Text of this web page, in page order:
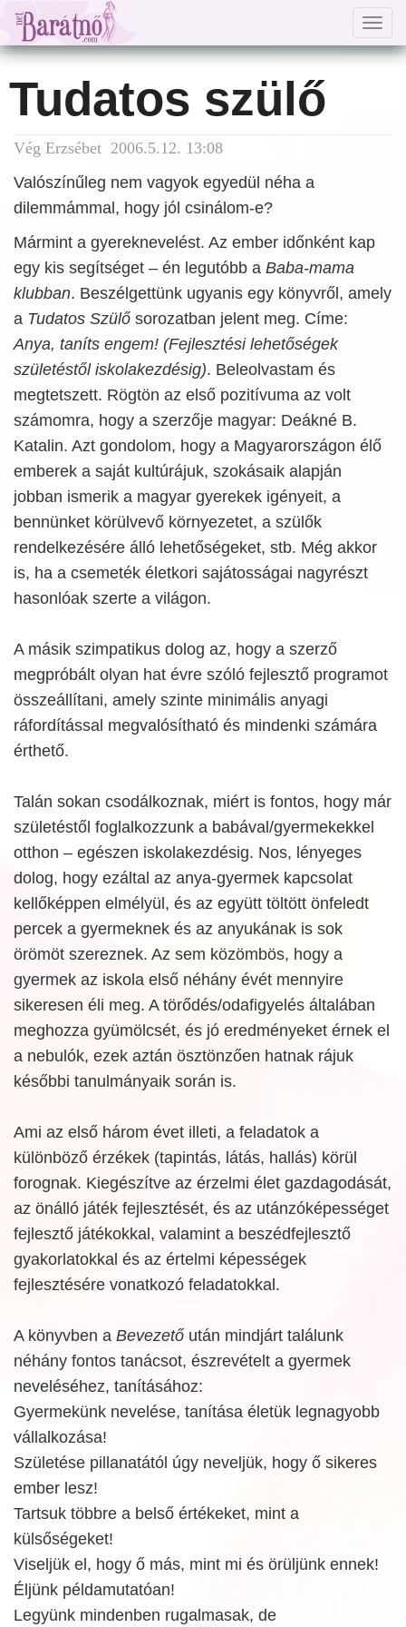
Tudatos szülő
Vég Erzsébet 2006.5.12. 13:08
Valószínűleg nem vagyok egyedül néha a
dilemmámmal, hogy jól csinálom-e?
Mármint a gyereknevelést. Az ember időnként kap
egy kis segítséget – én legutóbb a Baba-mama
klubban. Beszélgettünk ugyanis egy könyvről, amely
a Tudatos Szülő sorozatban jelent meg. Címe:
Anya, taníts engem! (Fejlesztési lehetőségek
születéstől iskolakezdésig). Beleolvastam és
megtetszett. Rögtön az első pozitívuma az volt
számomra, hogy a szerzője magyar: Deákné B.
Katalin. Azt gondolom, hogy a Magyarországon élő
emberek a saját kultúrájuk, szokásaik alapján
jobban ismerik a magyar gyerekek igényeit, a
bennünket körülvevő környezetet, a szülők
rendelkezésére álló lehetőségeket, stb. Még akkor
is, ha a csemeték életkori sajátosságai nagyrészt
hasonlóak szerte a világon.
A másik szimpatikus dolog az, hogy a szerző
megpróbált olyan hat évre szóló fejlesztő programot
összeállítani, amely szinte minimális anyagi
ráfordítással megvalósítható és mindenki számára
érthető.
Talán sokan csodálkoznak, miért is fontos, hogy már
születéstől foglalkozzunk a babával/gyermekekkel
otthon – egészen iskolakezdésig. Nos, lényeges
dolog, hogy ezáltal az anya-gyermek kapcsolat
kellőképpen elmélyül, és az együtt töltött önfeledt
percek a gyermeknek és az anyukának is sok
örömöt szereznek. Az sem közömbös, hogy a
gyermek az iskola első néhány évét mennyire
sikeresen éli meg. A törődés/odafigyelés általában
meghozza gyümölcsét, és jó eredményeket érnek el
a nebulók, ezek aztán ösztönzően hatnak rájuk
későbbi tanulmányaik során is.
Ami az első három évet illeti, a feladatok a
különböző érzékek (tapintás, látás, hallás) körül
forognak. Kiegészítve az érzelmi élet gazdagodását,
az önálló játék fejlesztését, és az utánzóképességet
fejlesztő játékokkal, valamint a beszédfejlesztő
gyakorlatokkal és az értelmi képességek
fejlesztésére vonatkozó feladatokkal.
A könyvben a Bevezető után mindjárt találunk
néhány fontos tanácsot, észrevételt a gyermek
neveléséhez, tanításához:
Gyermekünk nevelése, tanítása életük legnagyobb
vállalkozása!
Születése pillanatától úgy neveljük, hogy ő sikeres
ember lesz!
Tartsuk többre a belső értékeket, mint a
külsőségeket!
Viseljük el, hogy ő más, mint mi és örüljünk ennek!
Éljünk példamutatóan!
Legyünk mindenben rugalmasak, de